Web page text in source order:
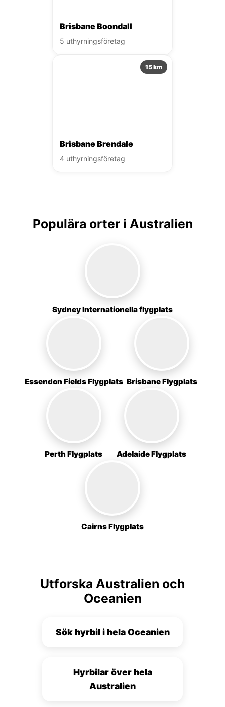
Brisbane Boondall
5 uthyrningsföretag
15 km
Brisbane Brendale
4 uthyrningsföretag
Populära orter i Australien
Sydney Internationella flygplats
Essendon Fields Flygplats Brisbane Flygplats
Perth Flygplats Adelaide Flygplats
Cairns Flygplats
Utforska Australien och
Oceanien
Sök hyrbil i hela Oceanien
Hyrbilar över hela
Australien